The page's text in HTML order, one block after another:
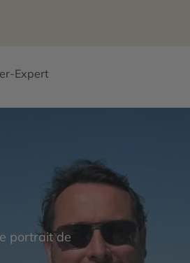
le train comme moyen de
les vastes terres africaines,
Expert
portrait de